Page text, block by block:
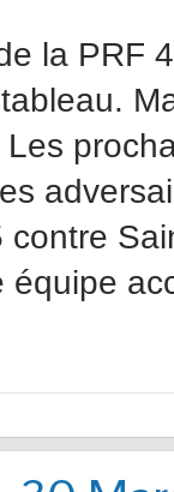
la PRF
contre
équipe